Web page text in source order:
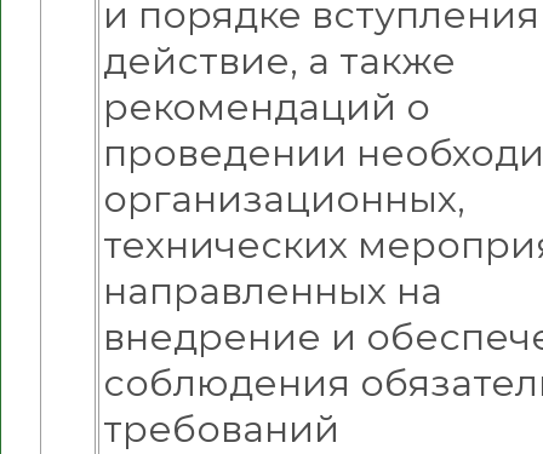
и порядке
действие, а также
рекомендаций о
проведении
организационных,
технических
направленных на
внедрение и
соблюдения
требований